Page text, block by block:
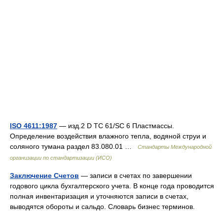
ISO 4611:1987 — изд.2 D TC 61/SC 6 Пластмассы.
Определение воздействия влажного тепла, водяной струи и
соляного тумана раздел 83.080.01 …
Стандарты Международной
организации по стандартизации (ИСО)
Заключение Счетов — записи в счетах по завершении
годового цикла бухгалтерского учета. В конце года проводится
полная инвентаризация и уточняются записи в счетах,
выводятся обороты и сальдо. Словарь бизнес терминов.